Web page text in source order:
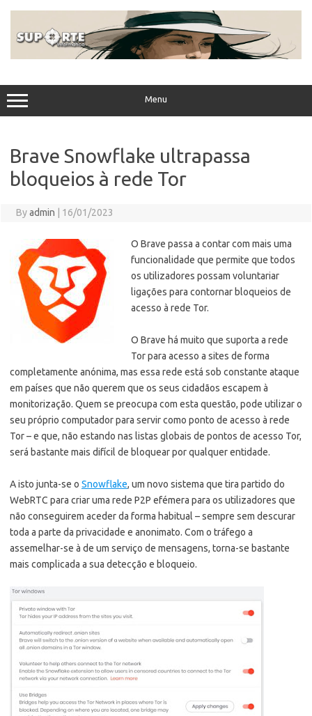
Menu
Brave Snowflake ultrapassa
bloqueios à rede Tor
Byadmin 16/01/2023
O Brave passa a contar com mais uma
funcionalidade que permite que todos
os utilizadores possam voluntariar
ligações para contornar bloqueios de
acesso à rede Tor.
O Brave há muito que suporta a rede
Tor para acesso a sites de forma
completamente anónima, mas essa rede está sob constante ataque
em países que não querem que os seus cidadãos escapem à
monitorização. Quem se preocupa com esta questão, pode utilizar o
seu próprio computador para servir como ponto de acesso à rede
Tor – e que, não estando nas listas globais de pontos de acesso Tor,
será bastante mais difícil de bloquear por qualquer entidade.
A isto junta-se o Snowflake, um novo sistema que tira partido do
WebRTC para criar uma rede P2P efémera para os utilizadores que
não conseguirem aceder da forma habitual – sempre sem descurar
toda a parte da privacidade e anonimato. Com o tráfego a
assemelhar-se à de um serviço de mensagens, torna-se bastante
mais complicada a sua detecção e bloqueio.